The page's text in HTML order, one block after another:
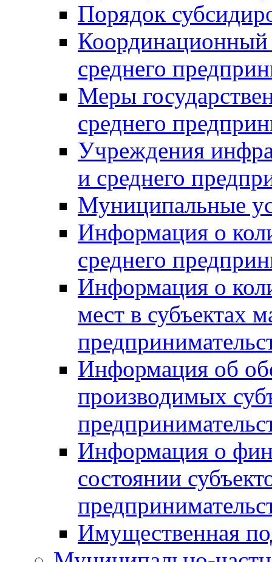
Порядок
Координационный
среднего
Меры
среднего
Учреждения
и среднего
Муниципальные
Информация о
среднего
Информация о
мест в субъектах
Информация об
производимых
Информация о
состоянии
Имущественная